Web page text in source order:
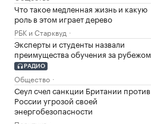
Что такое медленная жизнь и какую
роль в этом играет дерево
РБК и Старквуд
Эксперты и студенты назвали
преимущества обучения за рубежом
РАДИО
Общество
Сеул счел санкции Британии против
России угрозой своей
энергобезопасности